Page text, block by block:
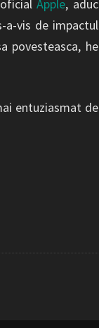
oficialApple, aduc
a-vis de impactul
povesteasca, he
entuziasmat de